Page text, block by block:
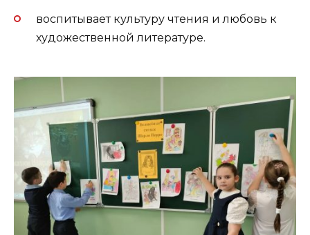
воспитывает культуру чтения и любовь к
художественной литературе.